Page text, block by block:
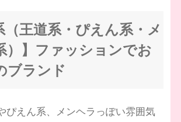
（王道系・ぴえん系・メ
）】ファッションでお
ブランド
ぴえん系、メンヘラっぽい雰囲気